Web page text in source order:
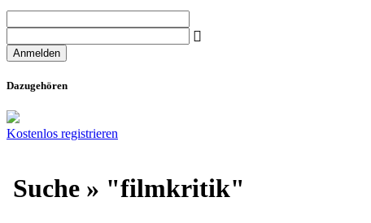
Dazugehören
Kostenlos registrieren
Suche » "filmkritik"